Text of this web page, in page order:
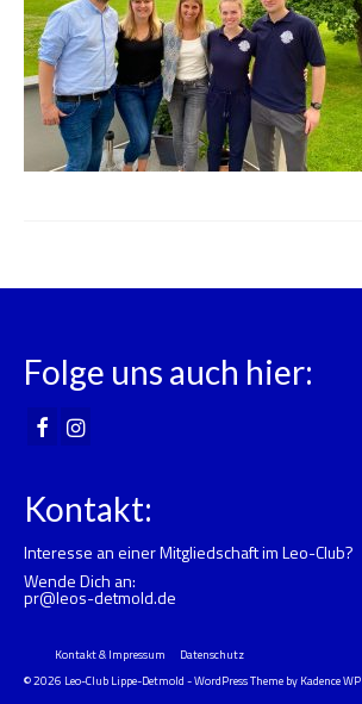
Folge uns auch hier:
Kontakt:
Interesse an einer Mitgliedschaft im Leo-Club?
Wende Dich an:
pr@leos-detmold.de
Kontakt & Impressum
Datenschutz
© 2026 Leo-Club Lippe-Detmold - WordPress Theme by Kadence WP